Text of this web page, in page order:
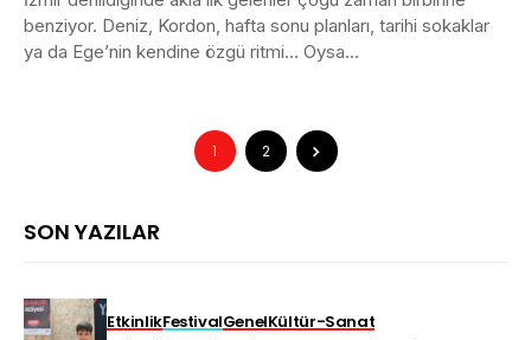
benziyor. Deniz, Kordon, hafta sonu planları, tarihi sokaklar
ya da Ege’nin kendine özgü ritmi… Oysa...
1 2
SON YAZILAR
EtkinlikFestivalGenelKültür-Sanat